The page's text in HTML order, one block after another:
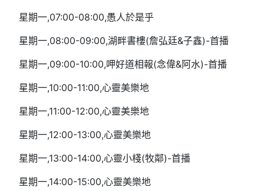
星期一,07:00-08:00,愚人於是乎
星期一,08:00-09:00,湖畔書樓(詹弘廷&子鑫)-首播
星期一,09:00-10:00,呷好道相報(念偉&阿水)-首播
星期一,10:00-11:00,心靈美樂地
星期一,11:00-12:00,心靈美樂地
星期一,12:00-13:00,心靈美樂地
星期一,13:00-14:00,心靈小棧(牧鄰)-首播
星期一,14:00-15:00,心靈美樂地